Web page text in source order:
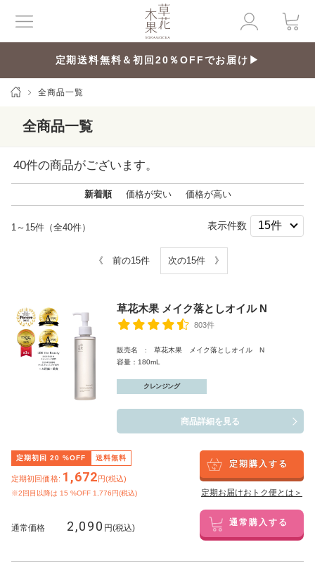
定期送料無料＆初回20％OFFでお届け▶
全商品一覧
全商品一覧
40件の商品がございます。
新着順 価格が安い 価格が高い
1～15件（全40件） 表示件数
《 前の15件 次の15件 》
草花木果 メイク落としオイル N
803件
販売名 : 草花木果 メイク落としオイル N
容量：180mL
クレンジング
商品詳細を見る
定期初回 20 %OFF 送料無料
定期初回価格: 1,672円(税込)
※2回目以降は 15 %OFF 1,776円(税込)
定期購入する
定期お届けおトク便とは＞
通常価格 2,090 円(税込) 通常購入する